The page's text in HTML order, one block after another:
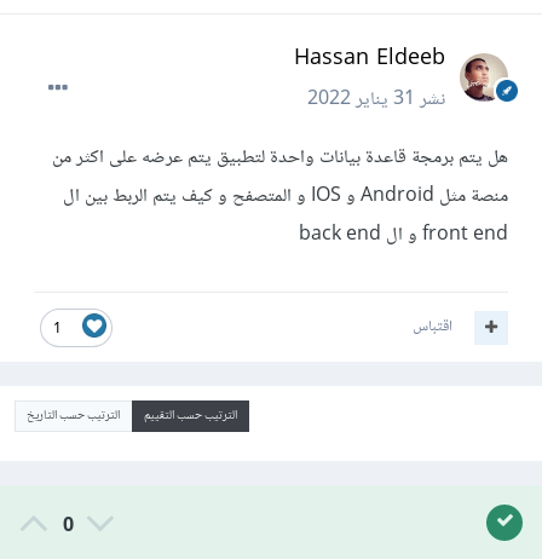
Hassan Eldeeb
نشر31 يناير 2022
هل يتم برمجة قاعدة بيانات واحدة لتطبيق يتم عرضه على اكثر من
منصة مثل Android و IOS و المتصفح و كيف يتم الربط بين ال
front end و ال back end
1 اقتباس
الترتيب حسب التقييم الترتيب حسب التاريخ
0